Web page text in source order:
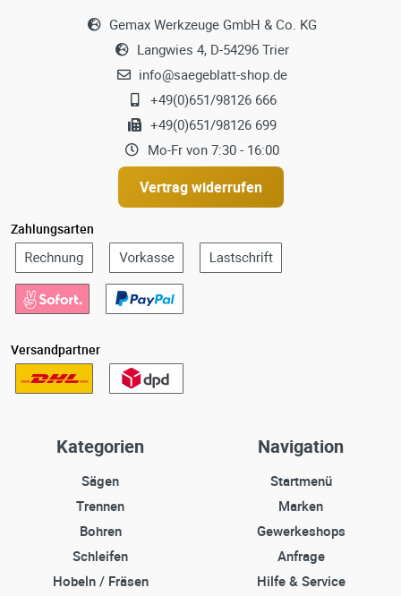
Gemax Werkzeuge GmbH & Co. KG
Langwies 4, D-54296 Trier
info@saegeblatt-shop.de
+49(0)651/98126 666
+49(0)651/98126 699
Mo-Fr von 7:30 - 16:00
Vertrag widerrufen
Zahlungsarten
Versandpartner
Kategorien
Sägen
Trennen
Bohren
Schleifen
Hobeln / Fräsen
Navigation
Startmenü
Marken
Gewerkeshops
Anfrage
Hilfe & Service